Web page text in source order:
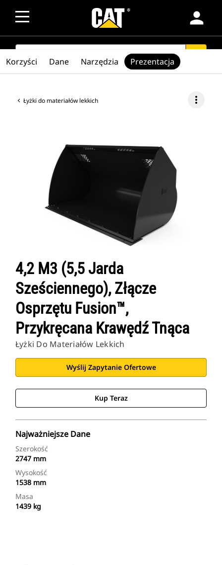
person
SEARCH
Łyżki do materiałów lekkich more_vert
4,2 M3 (5,5 Jarda
Sześciennego), Złącze
Osprzętu Fusion™,
Przykręcana Krawędź Tnąca
Łyżki Do Materiałów Lekkich
Wyślij Zapytanie Ofertowe
Kup Teraz
Najważniejsze Dane
Szerokość
2747 mm
Wysokość
1538 mm
Masa
1439 kg
Korzyści Dane Narzędzia Prezentacja